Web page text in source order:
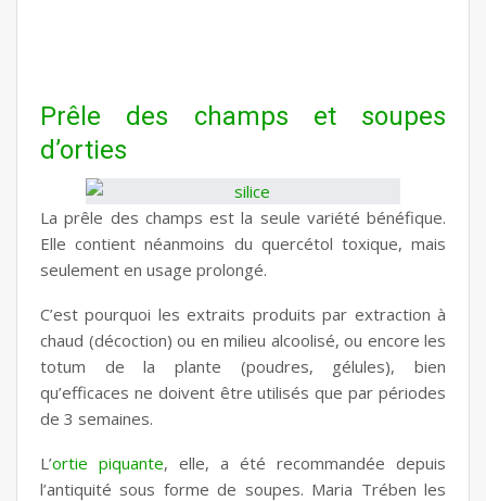
Prêle des champs et soupes
d’orties
La prêle des champs est la seule variété bénéfique.
Elle contient néanmoins du quercétol toxique, mais
seulement en usage prolongé.
C’est pourquoi les extraits produits par extraction à
chaud (décoction) ou en milieu alcoolisé, ou encore les
totum de la plante (poudres, gélules), bien
qu’efficaces ne doivent être utilisés que par périodes
de 3 semaines.
L’ortie piquante, elle, a été recommandée depuis
l’antiquité sous forme de soupes. Maria Trében les